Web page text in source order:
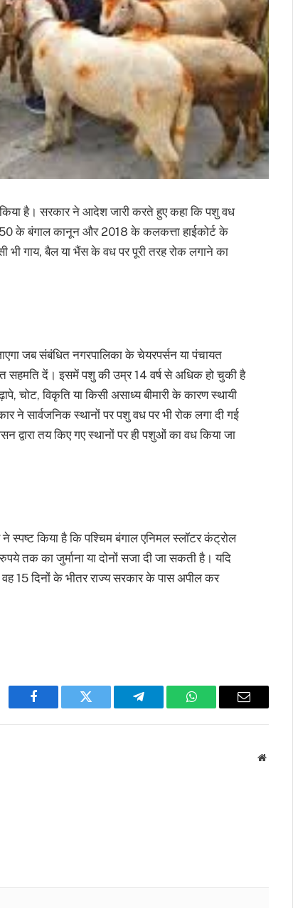
है। सरकार ने आदेश जारी करते हुए कहा कि पशु वध
के बंगाल कानून और 2018 के कलकत्ता हाईकोर्ट के
भी गाय, बैल या भैंस के वध पर पूरी तरह रोक लगाने का
जब संबंधित नगरपालिका के चेयरपर्सन या पंचायत
दें। इसमें पशु की उम्र 14 वर्ष से अधिक हो चुकी है
चोट, विकृति या किसी असाध्य बीमारी के कारण स्थायी
ने सार्वजनिक स्थानों पर पशु वध पर भी रोक लगा दी गई
तय किए गए स्थानों पर ही पशुओं का वध किया जा
स्पष्ट किया है कि पश्चिम बंगाल एनिमल स्लॉटर कंट्रोल
का जुर्माना या दोनों सजा दी जा सकती है। यदि
15 दिनों के भीतर राज्य सरकार के पास अपील कर
Facebook Twitter Telegram WhatsAppEmail
Website